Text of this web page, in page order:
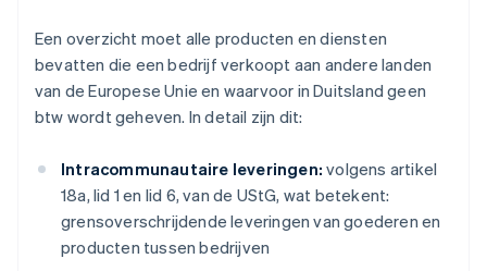
Een overzicht moet alle producten en diensten
bevatten die een bedrijf verkoopt aan andere landen
van de Europese Unie en waarvoor in Duitsland geen
btw wordt geheven. In detail zijn dit:
Intracommunautaire leveringen: volgens artikel
18a, lid 1 en lid 6, van de UStG, wat betekent:
grensoverschrijdende leveringen van goederen en
producten tussen bedrijven